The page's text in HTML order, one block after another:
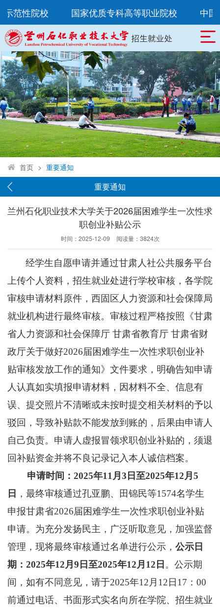
性院校 国家优质专科高等职业院校 中国
首页 > 重要通知
重要通知
兰州石化职业技术大学关于2026届困难学生一次性求
职创业补贴公示
时间： 2025-12-09 阅读量： 3824次
经学生自愿申请并通过甘肃人社公共服务平台
上传个人资料 ， 招生就业处进行学校审核，各学院
审核申请材料原件 ， 西固区人力资源和社会保障局
就业机构进行最终审核。审核过程严格按照《甘肃
省人力资源和社会保障厅 甘肃省教育厅 甘肃省财
政厅关于做好2026届困难学生一次性求职创业补
贴审核发放工作的通知》文件要求，明确告知申请
人认真如实填报申请材料，因材料不全、信息有
误、提交照片不清晰或未按时提交相关材料的予以
驳回，导致补贴款不能发放到账的，后果由申请人
自己负责。申请人虚报冒领求职创业补贴的，须退
回补贴资金并将不良记录记入本人诚信档案。
申请时间： 2025年11月 3 日至2025年12月 5
日 ，最终审核通过孔亚鹏、田锦民等1574名学生
申报甘肃省2026届困难学生一次性求职创业补贴
申请。为充分发扬民主，广泛听取意见，加强监督
管理，现将最终审核通过名单进行公示， 公示日
期： 2025年12月 9 日至2025年12月 12 日 。公示期
间，如有不同意见，请于2025年12月 12 日 17：00
前通过电话、书面形式实名向所在学院、招生就业